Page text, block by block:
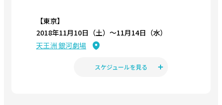
【東京】
2018年11月10日（土）〜11月14日（水）
天王洲 銀河劇場
スケジュールを見る